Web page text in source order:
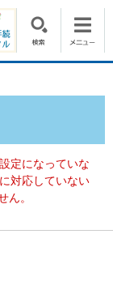
定になっていな
対応していない
ん。